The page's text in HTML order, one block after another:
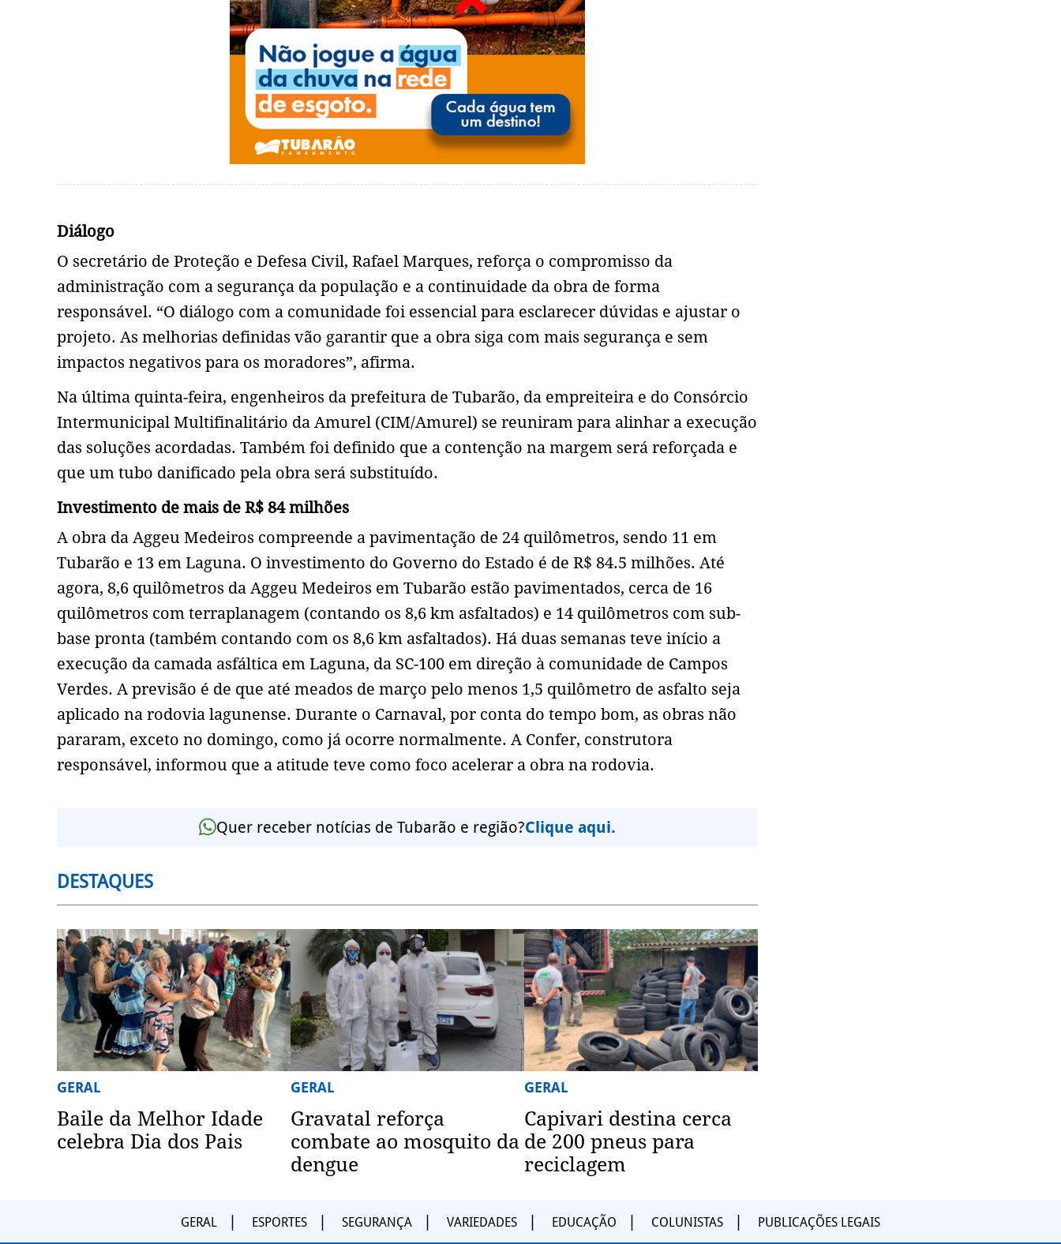
Diálogo
O secretário de Proteção e Defesa Civil, Rafael Marques, reforça o compromisso da
administração com a segurança da população e a continuidade da obra de forma
responsável. “O diálogo com a comunidade foi essencial para esclarecer dúvidas e ajustar o
projeto. As melhorias definidas vão garantir que a obra siga com mais segurança e sem
impactos negativos para os moradores”, afirma.
Na última quinta-feira, engenheiros da prefeitura de Tubarão, da empreiteira e do Consórcio
Intermunicipal Multifinalitário da Amurel (CIM/Amurel) se reuniram para alinhar a execução
das soluções acordadas. Também foi definido que a contenção na margem será reforçada e
que um tubo danificado pela obra será substituído.
Investimento de mais de R$ 84 milhões
A obra da Aggeu Medeiros compreende a pavimentação de 24 quilômetros, sendo 11 em
Tubarão e 13 em Laguna. O investimento do Governo do Estado é de R$ 84.5 milhões. Até
agora, 8,6 quilômetros da Aggeu Medeiros em Tubarão estão pavimentados, cerca de 16
quilômetros com terraplanagem (contando os 8,6 km asfaltados) e 14 quilômetros com sub-
base pronta (também contando com os 8,6 km asfaltados). Há duas semanas teve início a
execução da camada asfáltica em Laguna, da SC-100 em direção à comunidade de Campos
Verdes. A previsão é de que até meados de março pelo menos 1,5 quilômetro de asfalto seja
aplicado na rodovia lagunense. Durante o Carnaval, por conta do tempo bom, as obras não
pararam, exceto no domingo, como já ocorre normalmente. A Confer, construtora
responsável, informou que a atitude teve como foco acelerar a obra na rodovia.
Quer receber notícias de Tubarão e região?Clique aqui.
DESTAQUES
GERAL
Baile da Melhor Idade
celebra Dia dos Pais
GERAL
Gravatal reforça
combate ao mosquito da
dengue
GERAL
Capivari destina cerca
de 200 pneus para
reciclagem
GERAL ESPORTES SEGURANÇA VARIEDADES EDUCAÇÃO COLUNISTAS PUBLICAÇÕES LEGAIS